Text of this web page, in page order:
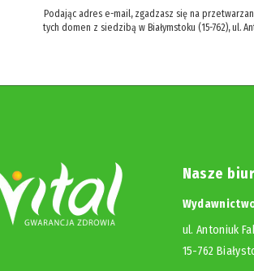
Podając adres e-mail, zgadzasz się na
tych domen z siedzibą w Białymstoku (15-762), ul.
Nasze
ul. Antoniuk
15-762